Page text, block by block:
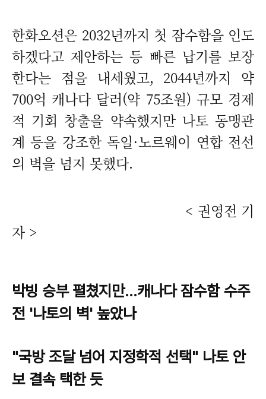
한화오션은 2032년까지 첫 잠수함을 인도
하겠다고 제안하는 등 빠른 납기를 보장
한다는 점을 내세웠고, 2044년까지 약
700억 캐나다 달러(약 75조원) 규모 경제
적 기회 창출을 약속했지만 나토 동맹관
계 등을 강조한 독일·노르웨이 연합 전선
의 벽을 넘지 못했다.
< 권영전 기
자 >
박빙 승부 펼쳤지만…캐나다 잠수함 수주
전 '나토의 벽' 높았나
"국방 조달 넘어 지정학적 선택" 나토 안
보 결속 택한 듯